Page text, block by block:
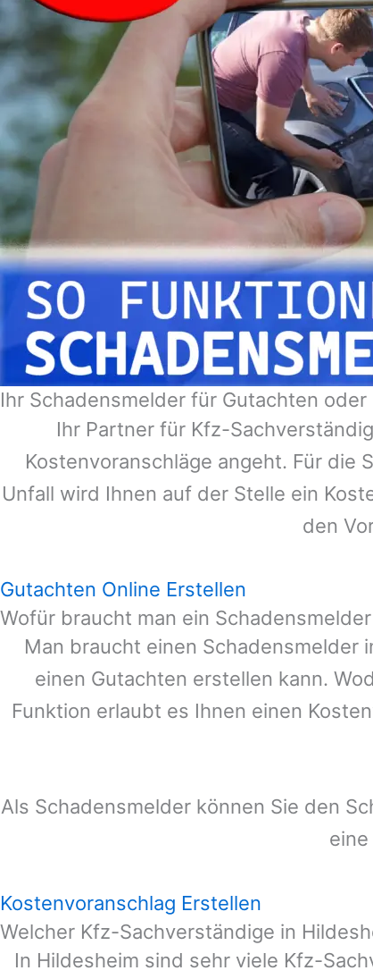
Ihr Schadensmelder für Gutachten
Ihr Partner für Kfz-
Kostenvoranschläge angeht. Für die
Unfall wird Ihnen auf der Stelle ein
den
Gutachten Online Erstellen
Wofür braucht man ein
Man braucht einen Schadensmelder
einen Gutachten erstellen kann.
Funktion erlaubt es Ihnen einen
Als Schadensmelder können Sie den
Kostenvoranschlag Erstellen
Welcher Kfz-Sachverständige in
In Hildesheim sind sehr viele Kfz-